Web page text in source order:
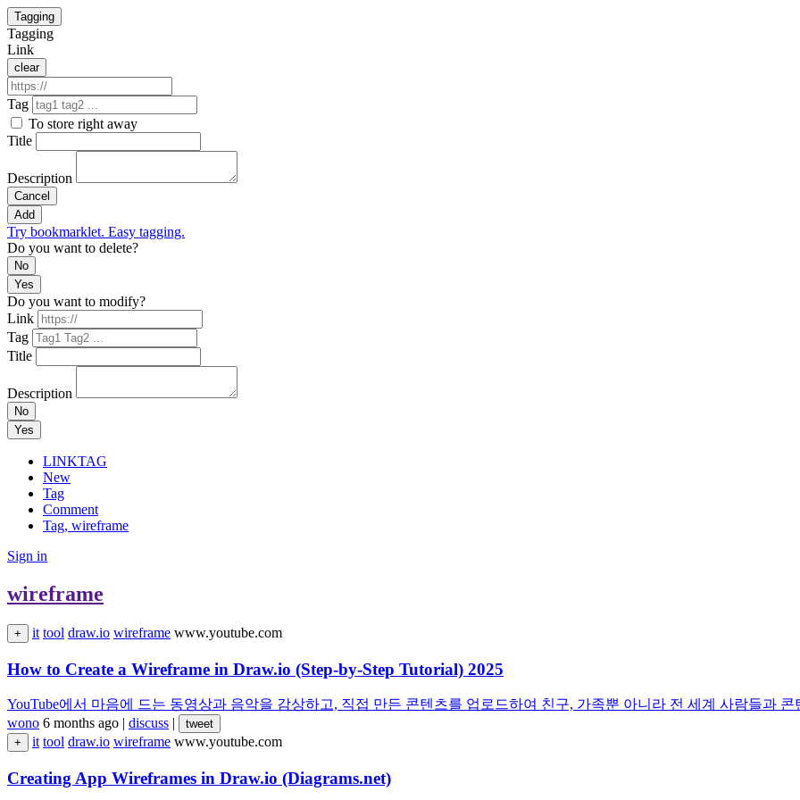
Tagging
Tagging
Link
clear
Tag
To store right away
Title
Description
Cancel
Add
Try bookmarklet. Easy tagging.
Do you want to delete?
No
Yes
Do you want to modify?
Link
Tag
Title
Description
No
Yes
LINKTAG
New
Tag
Comment
Tag, wireframe
Sign in
wireframe
+ it tool draw.io wireframe www.youtube.com
How to Create a Wireframe in Draw.io (Step-by-Step Tutorial) 2025
YouTube에서 마음에 드는 동영상과 음악을 감상하고, 직접 만든 콘텐츠를 업로드하여 친구, 가족뿐 아니라 전 세계 사람들과
wono 6 months ago | discuss |
tweet
+
it tool draw.io wireframe www.youtube.com
Creating App Wireframes in Draw.io (Diagrams.net)